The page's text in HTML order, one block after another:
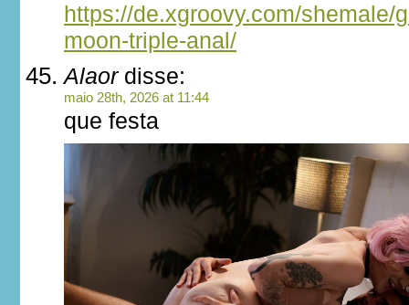
https://de.xgroovy.com/shemale/
moon-triple-anal/
Alaordisse:
maio 28th, 2026 at 11:44
que festa